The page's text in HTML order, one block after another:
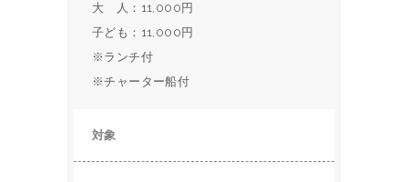
大 人：11,000円
子ども：11,000円
※ランチ付
※チャーター船付
対象